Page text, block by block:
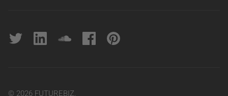
Twitter linkedin soundcloudFacebookpinterest
© 2026 FUTUREBIZ.